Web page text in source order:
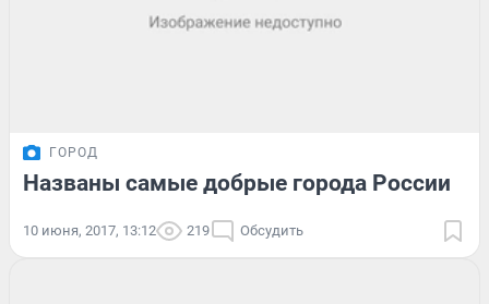
ГОРОД
Названы самые добрые города России
10 июня, 2017, 13:12 219 Обсудить